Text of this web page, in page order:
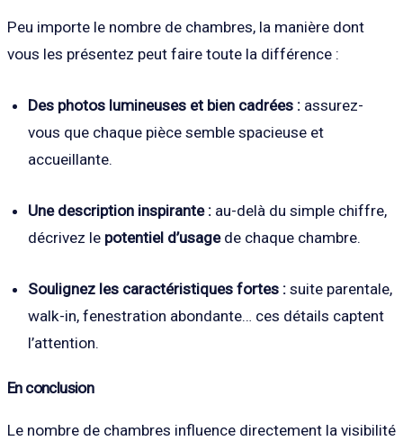
Peu importe le nombre de chambres, la manière dont
vous les présentez peut faire toute la différence :
Des photos lumineuses et bien cadrées : assurez-
vous que chaque pièce semble spacieuse et
accueillante.
Une description inspirante : au-delà du simple chiffre,
décrivez le potentiel d’usagede chaque chambre.
Soulignez les caractéristiques fortes : suite parentale,
walk-in, fenestration abondante… ces détails captent
l’attention.
En conclusion
Le nombre de chambres influence directement la visibilité